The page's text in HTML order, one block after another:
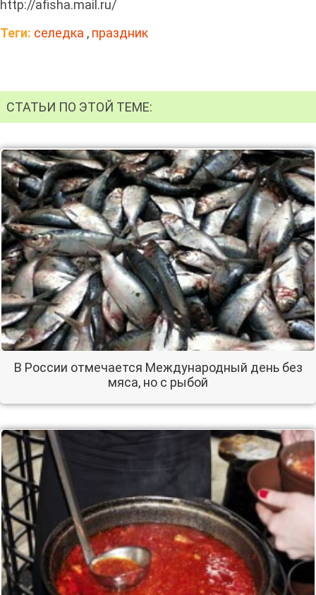
http://afisha.mail.ru/
Теги: селедка , праздник
СТАТЬИ ПО ЭТОЙ ТЕМЕ:
В России отмечается Международный день без
мяса, но с рыбой